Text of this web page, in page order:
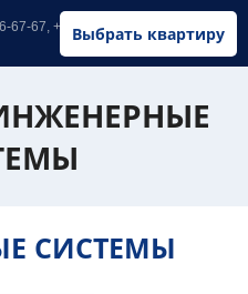
Выбрать квартиру
67-67, +7 (902) 326-67-67
СИСТЕМЫ